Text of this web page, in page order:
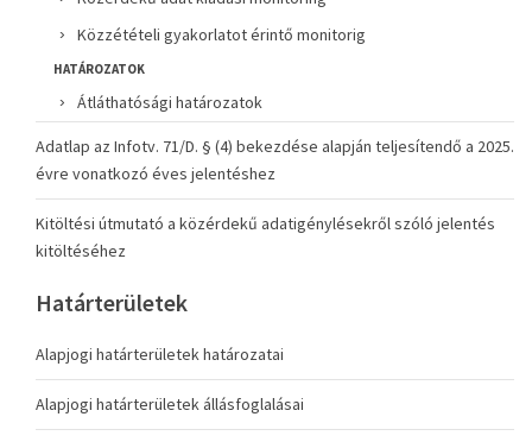
Közzétételi gyakorlatot érintő monitorig
HATÁROZATOK
Átláthatósági határozatok
Adatlap az Infotv. 71/D. § (4) bekezdése alapján teljesítendő a 2025.
évre vonatkozó éves jelentéshez
Kitöltési útmutató a közérdekű adatigénylésekről szóló jelentés
kitöltéséhez
Határterületek
Alapjogi határterületek határozatai
Alapjogi határterületek állásfoglalásai